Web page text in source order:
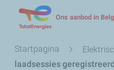
Ons aanbod in
Kruimelpad
Startpagina
laadsessies